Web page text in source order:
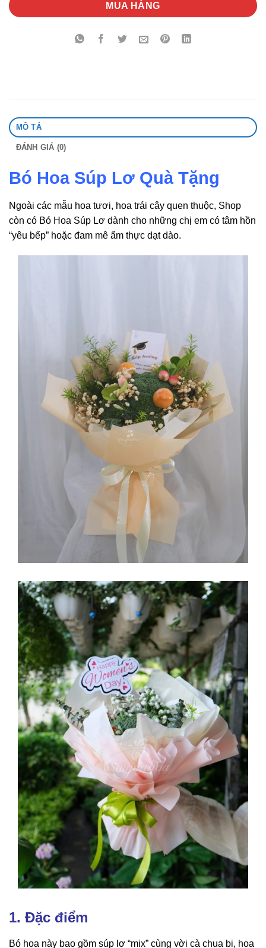
MUA HÀNG
MÔ TẢ
ĐÁNH GIÁ (0)
Bó Hoa Súp Lơ Quà Tặng
Ngoài các mẫu hoa tươi, hoa trái cây quen thuộc, Shop
còn có Bó Hoa Súp Lơ dành cho những chị em có tâm hồn
“yêu bếp” hoặc đam mê ẩm thực dạt dào.
1. Đặc điểm
Bó hoa này bao gồm súp lơ “mix” cùng vời cà chua bi, hoa